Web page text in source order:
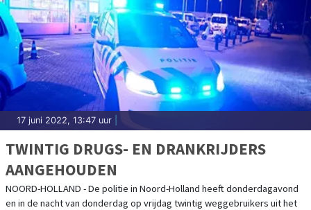
17 juni 2022, 13:47 uur
TWINTIG DRUGS- EN DRANKRIJDERS
AANGEHOUDEN
NOORD-HOLLAND - De politie in Noord-Holland heeft donderdagavond
en in de nacht van donderdag op vrijdag twintig weggebruikers uit het